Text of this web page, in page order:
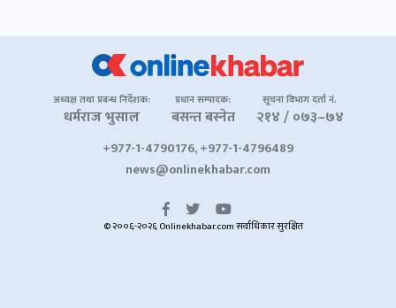
अध्यक्ष तथा प्रबन्ध निर्देशक:
धर्मराज भुसाल
प्रधान सम्पादक:
बसन्त बस्नेत
सूचना विभाग दर्ता नं.
२१४ / ०७३–७४
+977-1-4790176, +977-1-4796489
news@onlinekhabar.com
© २००६-२०२६ Onlinekhabar.com सर्वाधिकार सुरक्षित